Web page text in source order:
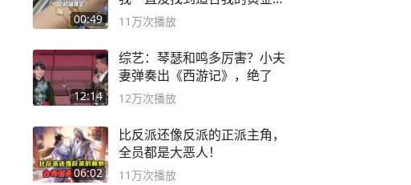
00:49
😭
11万次播放
12:14
综艺：琴瑟和鸣多厉害？小夫
妻弹奏出《西游记》，绝了
12万次播放
06:02
比反派还像反派的正派主角，
全员都是大恶人！
11万次播放